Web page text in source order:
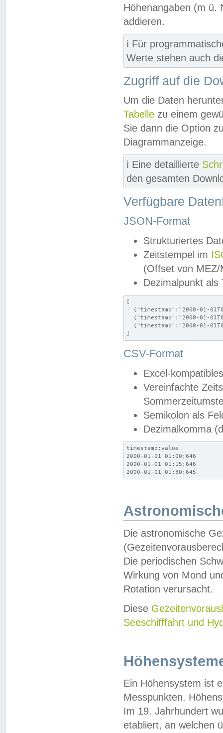
Höhenangaben (m ü.
addieren.
ℹ️ Für
Werte stehen auch
Zugriff auf die
Um die Daten
Tabelle zu einem
Sie dann die Option
Diagrammanzeige.
ℹ️ Eine detaillierte
den gesamten
Verfügbare
JSON-Format
Strukturiertes
Zeitstempel im
(Offset von MEZ/
Dezimalpunkt als
[
{"timestamp":"2000-01-
{"timestamp":"2000-01-
{"timestamp":"2000-01-
]
CSV-Format
Excel-
Vereinfachte
Semikolon als
Dezimalkomma
timestamp;value
2000-01-01 01:00;646
2000-01-01 01:15;646
2000-01-01 01:30;645
Die astronomische
Die periodischen
Wirkung von Mond
Rotation verursacht.
Diese
Seeschifffahrt und
Ein Höhensystem ist
Messpunkten.
Im 19. Jahrhundert
etabliert, an welchen